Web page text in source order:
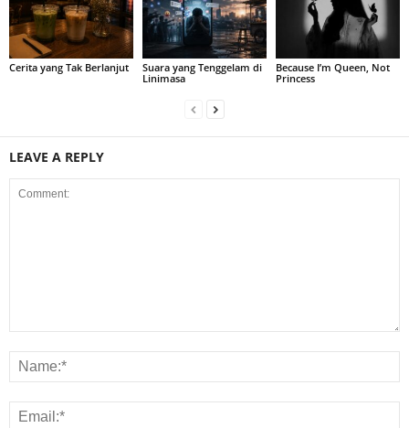
Cerita yang Tak Berlanjut
Suara yang Tenggelam di
Linimasa
Because I’m Queen, Not
Princess
LEAVE A REPLY